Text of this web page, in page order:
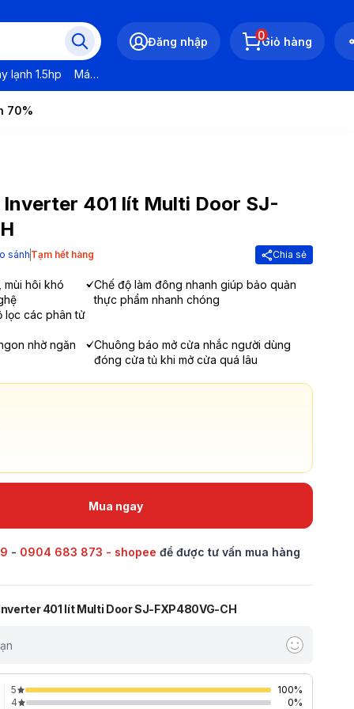
lạnh 1.5hp Máy lạnh LG
Đăng nhập 0Giỏ hàng
70%
Inverter 401 lít Multi Door SJ-
sánh Tạm hết hàng Chia sẻ
mùi hôi khó
lọc các phân tử
Chế độ làm đông nhanh giúp bảo quản
thực phẩm nhanh chóng
nhờ ngăn
Chuông báo mở cửa nhắc người dùng
đóng cửa tủ khi mở cửa quá lâu
Mua ngay
- 0904 683 873 - shopee để được tư vấn mua hàng
401 lít Multi Door SJ-FXP480VG-CH
5 100%
4
0%